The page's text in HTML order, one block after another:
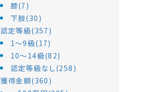
膝(7)
下肢(30)
認定等級(357)
1～9級(17)
10～14級(82)
認定等級なし(258)
獲得金額(360)